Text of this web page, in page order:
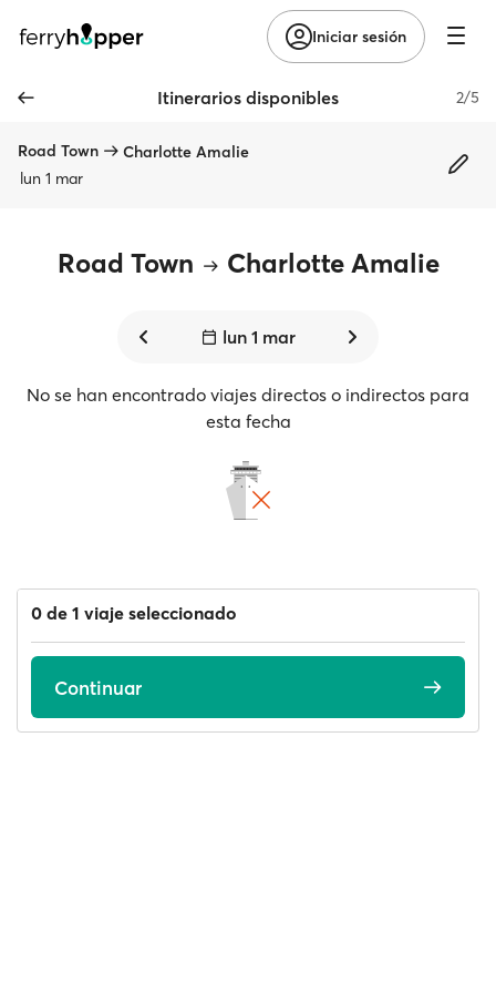
Iniciar sesión
Itinerarios disponibles 2/5
Road Town
Charlotte Amalie
lun 1 mar
Road Town Charlotte Amalie
lun 1 mar
No se han encontrado viajes directos o indirectos para
esta fecha
0 de 1 viaje seleccionado
Continuar